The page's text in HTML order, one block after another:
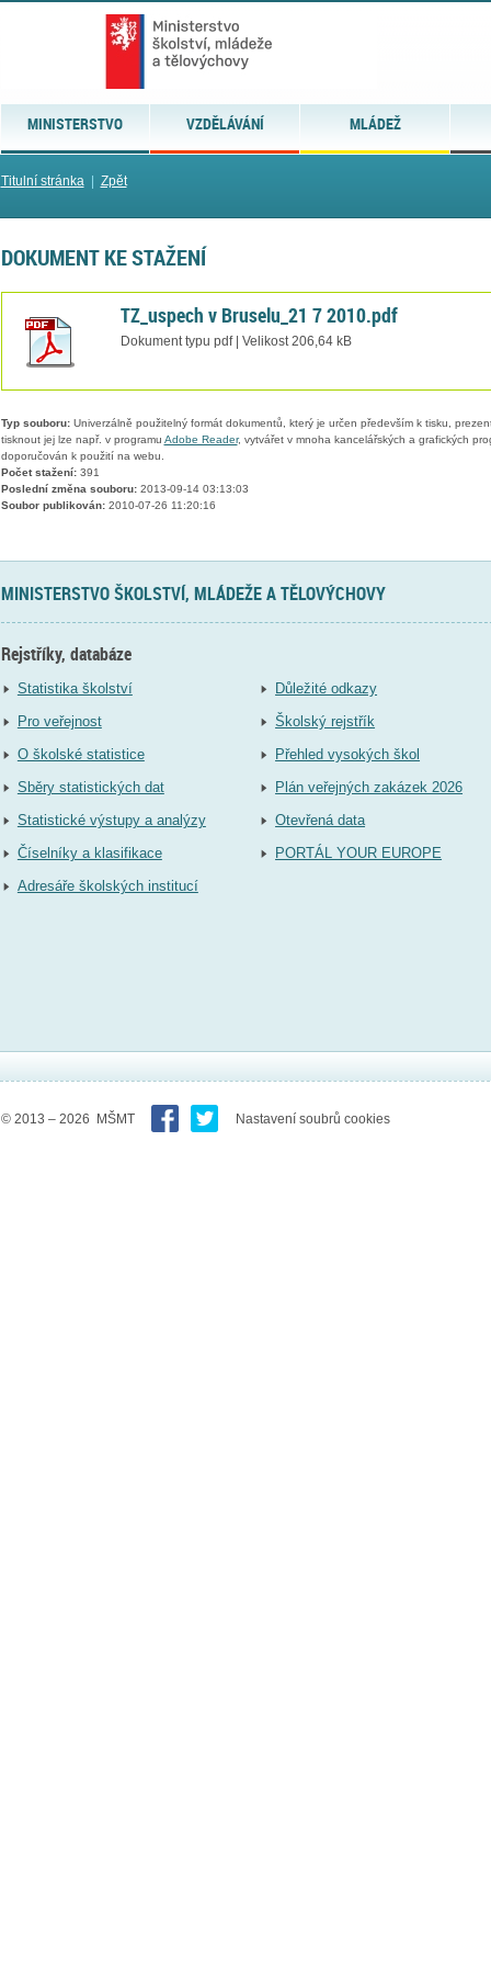
MINISTERSTVO VZDĚLÁVÁNÍ MLÁDEŽ
Titulní stránka| Zpět
DOKUMENT KE STAŽENÍ
TZ_uspech v Bruselu_21 7 2010.pdf
Dokument typu pdf | Velikost 206,64 kB
Typ souboru:Univerzálně použitelný formát dokumentů, který je určen především k tisku,
tisknout jej lze např. v programu Adobe Reader, vytvářet v mnoha kancelářských a grafických
doporučován k použití na webu.
Počet stažení:391
Poslední změna souboru:2013-09-14 03:13:03
Soubor publikován:2010-07-26 11:20:16
MINISTERSTVO ŠKOLSTVÍ, MLÁDEŽE A TĚLOVÝCHOVY
Rejstříky, databáze
Statistika školství
Pro veřejnost
O školské statistice
Sběry statistických dat
Statistické výstupy a analýzy
Číselníky a klasifikace
Adresáře školských institucí
Důležité odkazy
Školský rejstřík
Přehled vysokých škol
Plán veřejných zakázek 2026
Otevřená data
PORTÁL YOUR EUROPE
© 2013 – 2026 MŠMT Nastavení soubrů cookies